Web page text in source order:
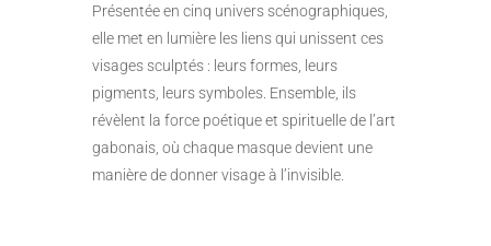
Présentée en cinq univers scénographiques,
elle met en lumière les liens qui unissent ces
visages sculptés : leurs formes, leurs
pigments, leurs symboles. Ensemble, ils
révèlent la force poétique et spirituelle de l’art
gabonais, où chaque masque devient une
manière de donner visage à l’invisible.